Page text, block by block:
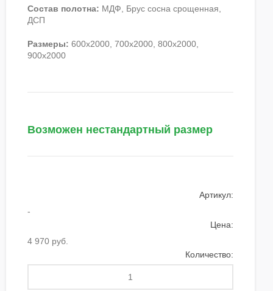
Состав полотна: МДФ, Брус сосна срощенная,
ДСП
Размеры: 600х2000, 700х2000, 800х2000,
900х2000
Возможен нестандартный размер
Артикул:
-
Цена:
4 970 руб.
Количество: